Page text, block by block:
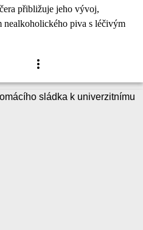
přibližuje jeho vývoj,
piva s léčivým